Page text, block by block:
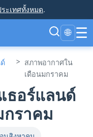
ะเทศทั้งหมด.
🌐 ☰
> สภาพอากาศใน
เดือนมกราคม
ธอร์แลนด์
กราคม